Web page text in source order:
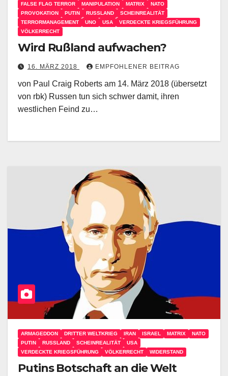
FALSE FLAG TERROR
MANIPULATION MATRIX
NATO
PROVOKATION
PUTIN RUSSLAND
SCHEINREALITÄT
TERRORMANAGEMENT
UNO USA
VERDECKTE KRIEGSFÜHRUNG
VÖLKERRECHT
Wird Rußland aufwachen?
16. MÄRZ 2018 EMPFOHLENER BEITRAG
von Paul Craig Roberts am 14. März 2018 (übersetzt
von rbk) Russen tun sich schwer damit, ihren
westlichen Feind zu…
ARMAGEDDON DRITTER WELTKRIEG IRAN ISRAEL MATRIX
NATO
PUTIN
RUSSLAND SCHEINREALITÄT
USA
VERDECKTE KRIEGSFÜHRUNG
VÖLKERRECHT WIDERSTAND
Putins Botschaft an die Welt